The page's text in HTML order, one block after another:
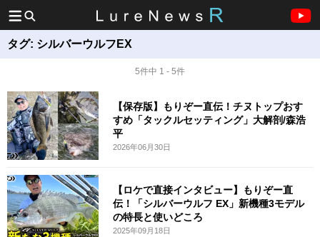
タグ: シルバーウルフEX
5件中 1 - 5件
【保存版】もりぞー直伝！チヌトップおす
すめ「タックルセッティング」大解剖/森浩
平
2026年06月30日
【ロケで直接インタビュー】もりぞー直
伝！「シルバーウルフ EX」新機種3モデル
の特長と使いどころ
2025年09月18日